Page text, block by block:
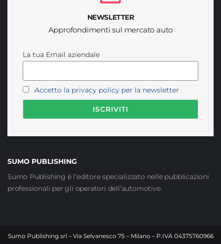
NEWSLETTER
Approfondimenti sul mercato auto
La tua Email aziendale
Accetto la privacy policy per la newsletter
SUMO PUBLISHING
Sumo Publishing è l’editore specializzato nelle pubblicazioni
professionali per gli operatori dell’automotive.
Sumo Publishing srl – Via Selvanesco 75 – Milano – P.IVA 04375760966